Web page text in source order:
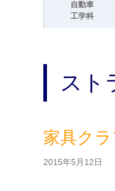
自動車
工学科
スト
家具ク
2015年5月12日